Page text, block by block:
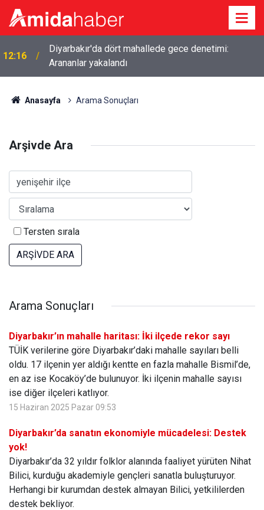
12:16
Diyarbakır'da dört mahallede gece denetimi:
Arananlar yakalandı
Anasayfa Arama Sonuçları
Arşivde Ara
Tersten sırala
ARŞİVDE ARA
Arama Sonuçları
Diyarbakır’ın mahalle haritası: İki ilçede rekor sayı
TÜİK verilerine göre Diyarbakır’daki mahalle sayıları belli
oldu. 17 ilçenin yer aldığı kentte en fazla mahalle Bismil’de,
en az ise Kocaköy’de bulunuyor. İki ilçenin mahalle sayısı
ise diğer ilçeleri katlıyor.
15 Haziran 2025 Pazar 09:53
Diyarbakır’da sanatın ekonomiyle mücadelesi: Destek
yok!
Diyarbakır’da 32 yıldır folklor alanında faaliyet yürüten Nihat
Bilici, kurduğu akademiyle gençleri sanatla buluşturuyor.
Herhangi bir kurumdan destek almayan Bilici, yetkililerden
destek bekliyor.